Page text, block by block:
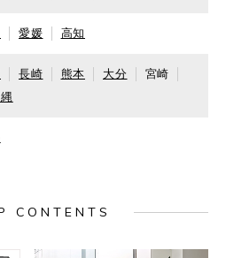
愛媛 高知
長崎 熊本 大分
宮崎
CONTENTS